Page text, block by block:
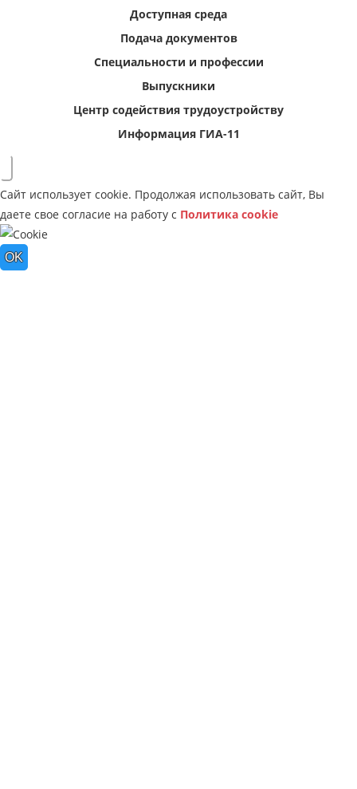
Доступная среда
Подача документов
Специальности и профессии
Выпускники
Центр содействия трудоустройству
Информация ГИА-11
Сайт использует cookie. Продолжая использовать сайт, Вы
даете свое согласие на работу с Политика cookie
OK